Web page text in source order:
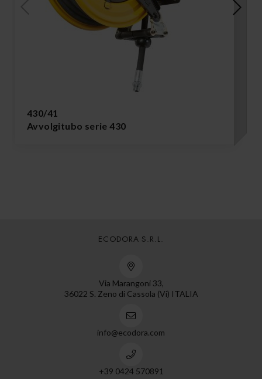
430/41
Avvolgitubo serie 430
ECODORA S.R.L.
Via Marangoni 33,
36022 S. Zeno di Cassola (Vi) ITALIA
info@ecodora.com
+39 0424 570891